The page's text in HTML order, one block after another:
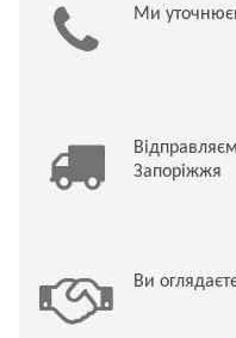
Ми
Запоріжжя
Ви